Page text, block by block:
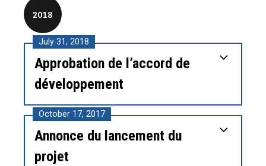
2018
July 31, 2018
Approbation de l’accord de
développement
October 17, 2017
Annonce du lancement du
projet